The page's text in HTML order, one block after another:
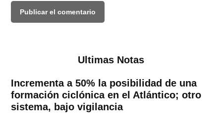
Ultimas Notas
Incrementa a 50% la posibilidad de una
formación ciclónica en el Atlántico; otro
sistema, bajo vigilancia